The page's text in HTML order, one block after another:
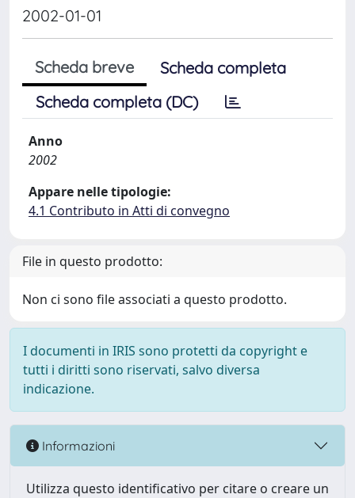
2002-01-01
Scheda breve
Scheda completa
Scheda completa (DC)
Anno
2002
Appare nelle tipologie:
4.1 Contributo in Atti di convegno
File in questo prodotto:
Non ci sono file associati a questo prodotto.
I documenti in IRIS sono protetti da copyright e
tutti i diritti sono riservati, salvo diversa
indicazione.
Informazioni
Utilizza questo identificativo per citare o creare un